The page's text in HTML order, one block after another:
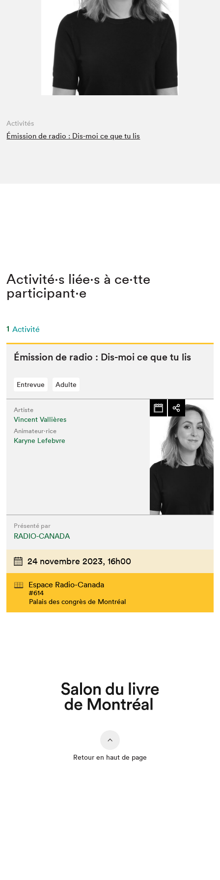
Activités
Émission de radio : Dis-moi ce que tu lis
Activité⋅s liée⋅s à ce⋅tte
participant⋅e
1 Activité
Émis­sion de radio : Dis-moi ce que tu lis
Entrevue Adulte
Artiste
Vincent Vallières
Animateur⋅rice
Karyne Lefebvre
Présenté par
RADIO-CANADA
24 novembre 2023, 16h00
Espace Radio-Canada
#614
Palais des congrès de Montréal
Retour en haut de page